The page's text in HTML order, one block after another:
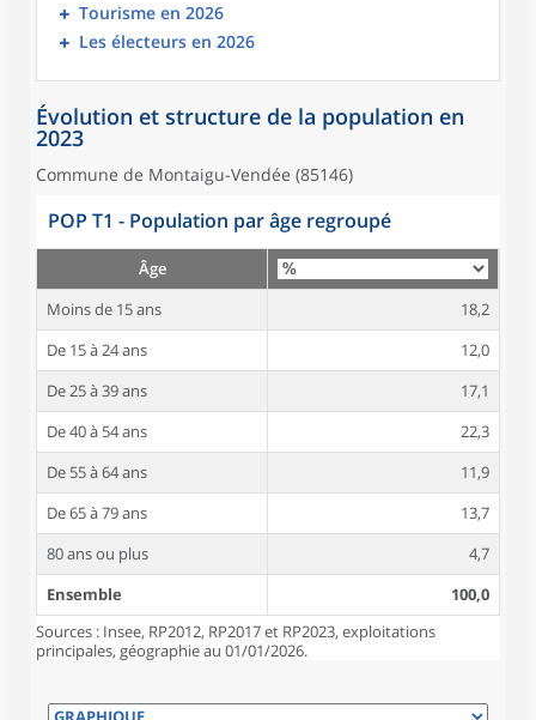
Tourisme en 2026
Les électeurs en 2026
Évolution et structure de la population en
2023
Commune de Montaigu-Vendée (85146)
POP T1 - Population par âge regroupé
Âge
Moins de 15 ans
18,2
De 15 à 24 ans
12,0
De 25 à 39 ans
17,1
De 40 à 54 ans
22,3
De 55 à 64 ans
11,9
De 65 à 79 ans
13,7
80 ans ou plus
4,7
Ensemble
100,0
Sources : Insee, RP2012, RP2017 et RP2023, exploitations
principales, géographie au 01/01/2026.